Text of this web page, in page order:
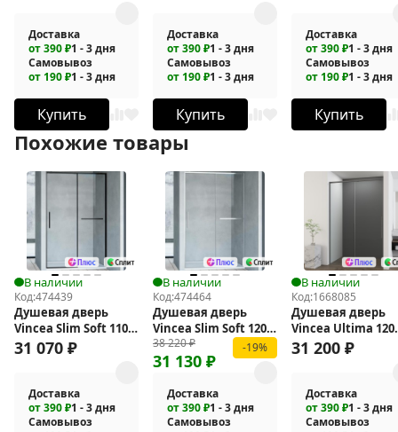
Доставка
от 390 ₽1 - 3 дня
Самовывоз
от 190 ₽1 - 3 дня
Купить
Доставка
от 390 ₽1 - 3 дня
Самовывоз
от 190 ₽1 - 3 дня
Купить
Доставка
от 390 ₽1 - 3 дня
Самовывоз
от 190 ₽1 - 3 дня
Купить
Похожие товары
В наличии
Код:474439
Душевая дверь
Vincea Slim Soft 110
VDS-1SS110CLB
31 070 ₽
Доставка
от 390 ₽1 - 3 дня
Самовывоз
В наличии
Код:474464
Душевая дверь
Vincea Slim Soft 120
VDS-1SS120CL
38 220₽
31 130 ₽
-19%
Доставка
от 390 ₽1 - 3 дня
Самовывоз
В наличии
Код:1668085
Душевая дверь
Vincea Ultima 120
VDS-7UL120CLGM
31 200 ₽
Доставка
от 390 ₽1 - 3 дня
Самовывоз